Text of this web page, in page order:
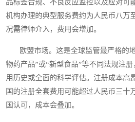
品标签合规、不良反应监控以及应对可
机构办理的典型服务费约为人民币八万
况需律师介入，费用会增加。
欧盟市场。这是全球监管最严格的
物药产品”或“新型食品”等不同法规注
用历史或全面的科学评估。注册成本高
国的注册全套费用可能超过人民币三十
国认可，成本会叠加。